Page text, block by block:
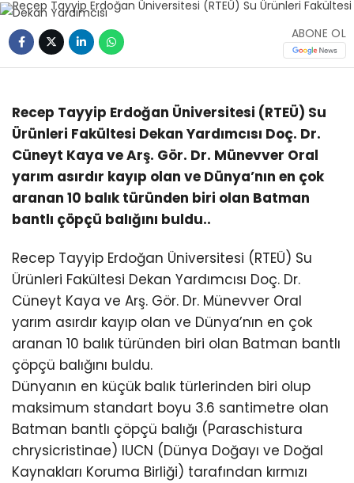
ABONE OL
Recep Tayyip Erdoğan Üniversitesi (RTEÜ) Su
Ürünleri Fakültesi Dekan Yardımcısı Doç. Dr.
Cüneyt Kaya ve Arş. Gör. Dr. Münevver Oral
yarım asırdır kayıp olan ve Dünya’nın en çok
aranan 10 balık türünden biri olan Batman
bantlı çöpçü balığını buldu..
Recep Tayyip Erdoğan Üniversitesi (RTEÜ) Su
Ürünleri Fakültesi Dekan Yardımcısı Doç. Dr.
Cüneyt Kaya ve Arş. Gör. Dr. Münevver Oral
yarım asırdır kayıp olan ve Dünya’nın en çok
aranan 10 balık türünden biri olan Batman bantlı
çöpçü balığını buldu.
Dünyanın en küçük balık türlerinden biri olup
maksimum standart boyu 3.6 santimetre olan
Batman bantlı çöpçü balığı (Paraschistura
chrysicristinae) IUCN (Dünya Doğayı ve Doğal
Kaynakları Koruma Birliği) tarafından kırmızı